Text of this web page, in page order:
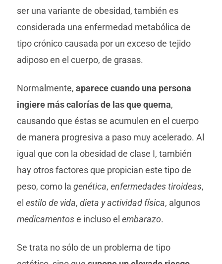
ser una variante de obesidad, también es
considerada una enfermedad metabólica de
tipo crónico causada por un exceso de tejido
adiposo en el cuerpo, de grasas.
Normalmente, aparece cuando una persona
ingiere más calorías de las que quema,
causando que éstas se acumulen en el cuerpo
de manera progresiva a paso muy acelerado. Al
igual que con la obesidad de clase I, también
hay otros factores que propician este tipo de
peso, como la genética, enfermedades tiroideas,
el estilo de vida, dieta y actividad física, algunos
medicamentose incluso el embarazo.
Se trata no sólo de un problema de tipo